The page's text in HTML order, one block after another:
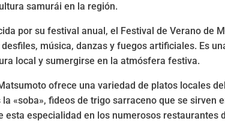
samurái en la región.
por su festival anual, el Festival de Verano de
música, danzas y fuegos artificiales. Es
local y sumergirse en la atmósfera festiva.
ofrece una variedad de platos locales
«soba», fideos de trigo sarraceno que se sirven
esta especialidad en los numerosos restaurantes